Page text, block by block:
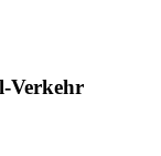
Verkehr